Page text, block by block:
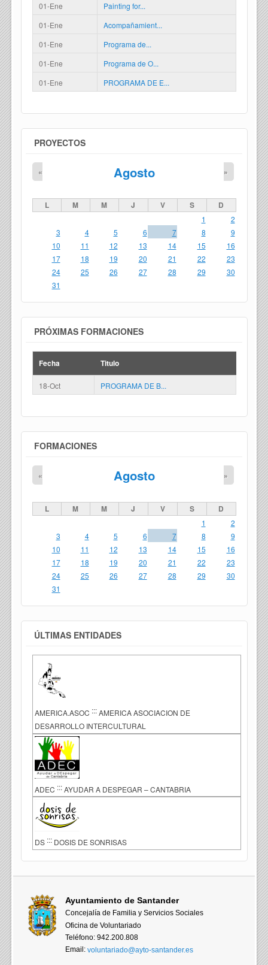
01-Ene
Painting for...
01-Ene
Acompañamient...
01-Ene
Programa de...
01-Ene
Programa de O...
01-Ene
PROGRAMA DE E...
PROYECTOS
Agosto
« »
L M M J V S D
1
2
3
4 5 6 7 8
9
10
11 12 13 14 15
16
17
18 19 20 21 22
23
24
25 26 27 28 29
30
31
PRÓXIMAS FORMACIONES
Fecha Titulo
18-Oct PROGRAMA DE B...
FORMACIONES
Agosto
« »
L M M J V S D
1
2
3
4 5 6 7 8
9
10
11 12 13 14 15
16
17
18 19 20 21 22
23
24
25 26 27 28 29
30
31
ÚLTIMAS ENTIDADES
AMERICA.ASOC ::: AMERICA ASOCIACION DE
DESARROLLO INTERCULTURAL
ADEC ::: AYUDAR A DESPEGAR – CANTABRIA
DS ::: DOSIS DE SONRISAS
Ayuntamiento de Santander
Concejalía de Familia y Servicios Sociales
Oficina de Voluntariado
Teléfono: 942.200.808
Email:voluntariado@ayto-santander.es